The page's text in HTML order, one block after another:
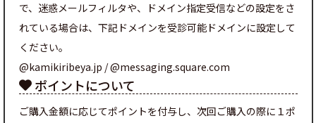
で、迷惑メールフィルタや、ドメイン指定受信などの設定をさ
れている場合は、下記ドメインを受診可能ドメインに設定して
ください。
@kamikiribeya.jp / @messaging.square.com
ポイントについて
ご購入金額に応じてポイントを付与し、次回ご購入の際に１ポ